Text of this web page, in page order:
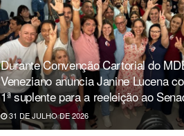
Durante Convenção Cartorial do
Veneziano anuncia Janine Lucena
1ª suplente para a reeleição ao
31 DE JULHO DE 2026